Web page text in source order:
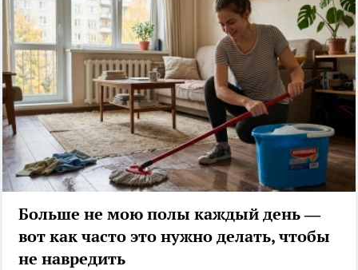
Больше не мою полы каждый день —
вот как часто это нужно делать, чтобы
не навредить